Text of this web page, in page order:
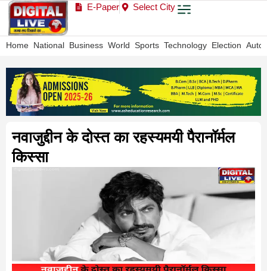
E-Paper Select City
Home National Business World Sports Technology Election Auto
नवाजुद्दीन के दोस्त का रहस्यमयी पैरानॉर्मल
किस्सा